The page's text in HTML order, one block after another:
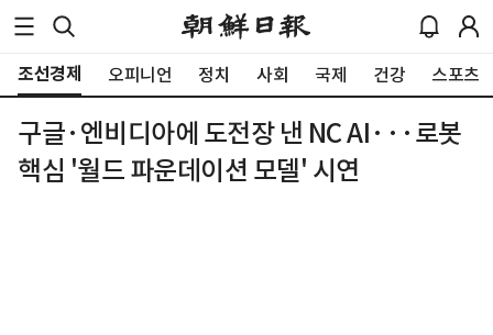
조선경제 오피니언 정치 사회 국제 건강 스포츠
구글·엔비디아에 도전장 낸 NC AI···로봇
핵심 '월드 파운데이션 모델' 시연